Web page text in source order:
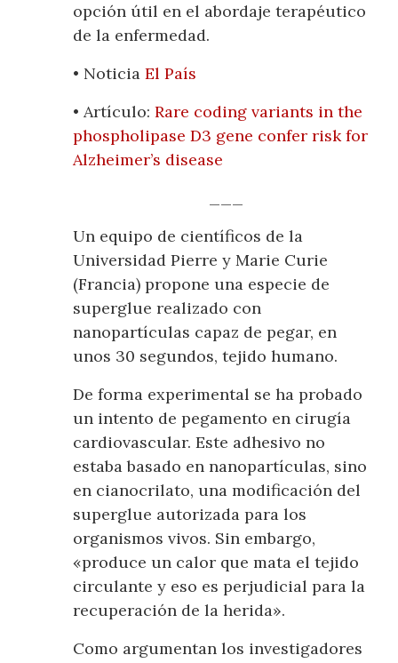
opción útil en el abordaje terapéutico
de la enfermedad.
• NoticiaEl País
• Artículo:Rare coding variants in the
phospholipase D3 gene confer risk for
Alzheimer’s disease
Un equipo de científicos de la
Universidad Pierre y Marie Curie
(Francia) propone una especie de
superglue realizado con
nanopartículas capaz de pegar, en
unos 30 segundos, tejido humano.
De forma experimental se ha probado
un intento de pegamento en cirugía
cardiovascular. Este adhesivo no
estaba basado en nanopartículas, sino
en cianocrilato, una modificación del
superglue autorizada para los
organismos vivos. Sin embargo,
«produce un calor que mata el tejido
circulante y eso es perjudicial para la
recuperación de la herida».
Como argumentan los investigadores